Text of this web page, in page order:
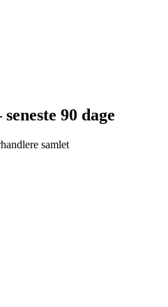
90 dage
samlet